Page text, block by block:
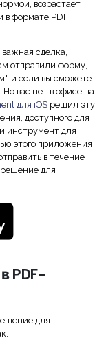
быстрее,
новый
возрастает
в формате PDF
важная сделка,
отправили форму,
и если вы сможете
Но вас нет в офисе на
для iOS решил эту
доступного для
инструмент для
этого приложения
в течение
для
PDF-
для